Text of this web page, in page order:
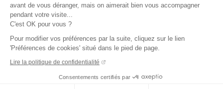
avant de vous déranger, mais on aimerait bien vous accompagner
pendant votre visite...
C'est OK pour vous ?
Pour modifier vos préférences par la suite, cliquez sur le lien
'Préférences de cookies' situé dans le pied de page.
Lire la politique de confidentialité
Consentements certifiés par